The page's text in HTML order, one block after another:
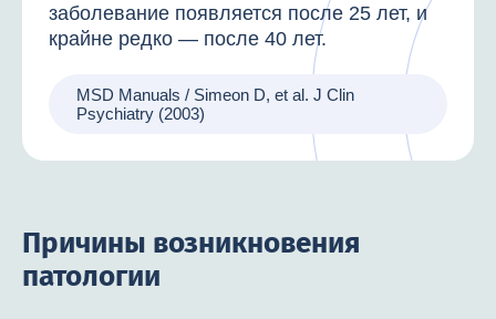
заболевание появляется после 25 лет, и
крайне редко — после 40 лет.
MSD Manuals / Simeon D, et al. J Clin
Psychiatry (2003)
Причины возникновения
патологии